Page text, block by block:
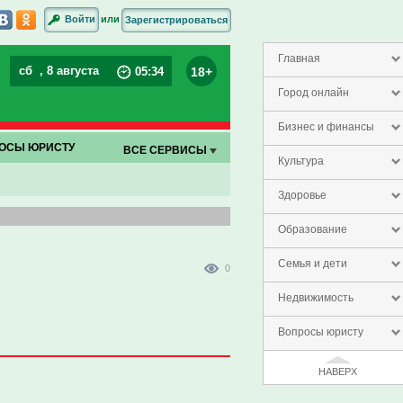
Главная
Город онлайн
Бизнес и финансы
Культура
Здоровье
Образование
Семья и дети
Недвижимость
Вопросы юристу
НАВЕРХ
Войти или Зарегистрироваться
сб , 8 августа 05:34 18+
ЮРИСТУ ВСЕ СЕРВИСЫ
0